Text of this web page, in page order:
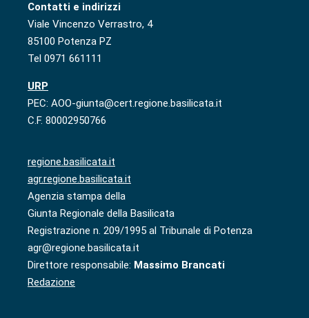
Contatti e indirizzi
Viale Vincenzo Verrastro, 4
85100 Potenza PZ
Tel 0971 661111
URP
PEC: AOO-giunta@cert.regione.basilicata.it
C.F. 80002950766
regione.basilicata.it
agr.regione.basilicata.it
Agenzia stampa della
Giunta Regionale della Basilicata
Registrazione n. 209/1995 al Tribunale di Potenza
agr@regione.basilicata.it
Direttore responsabile: Massimo Brancati
Redazione